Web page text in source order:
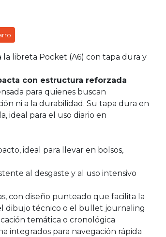
la libreta Pocket (A6) con tapa dura y
con estructura reforzada
para quienes buscan
ni a la durabilidad. Su tapa dura en
ideal para el uso diario en
ideal para llevar en bolsos,
al desgaste y al uso intensivo
con diseño punteado que facilita la
dibujo técnico o el bullet journaling
temática o cronológica
integrados para navegación rápida